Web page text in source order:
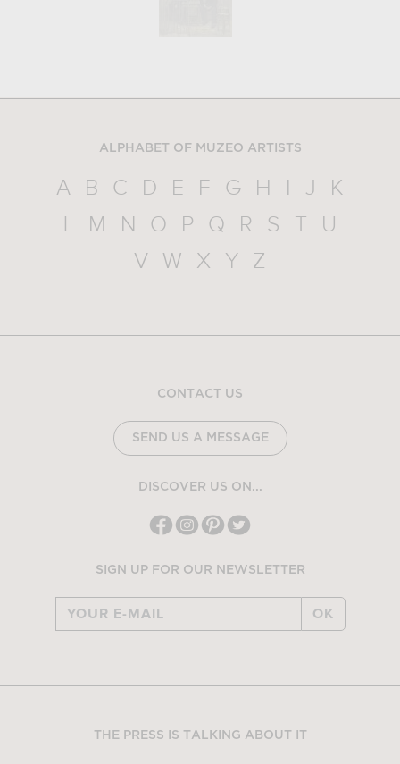
ALPHABET OF MUZEO ARTISTS
A B C D E F G H I J
K
L
M N O P Q R S T
U
V
W X Y Z
CONTACT US
SEND US A MESSAGE
DISCOVER US ON...
SIGN UP FOR OUR NEWSLETTER
OK
THE PRESS IS TALKING ABOUT IT